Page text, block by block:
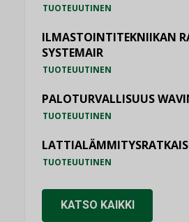
TUOTEUUTINEN
ILMASTOINTITEKNIIKAN
SYSTEMAIR
TUOTEUUTINEN
PALOTURVALLISUUS
TUOTEUUTINEN
TUOTEUUTINEN
KATSO KAIKKI